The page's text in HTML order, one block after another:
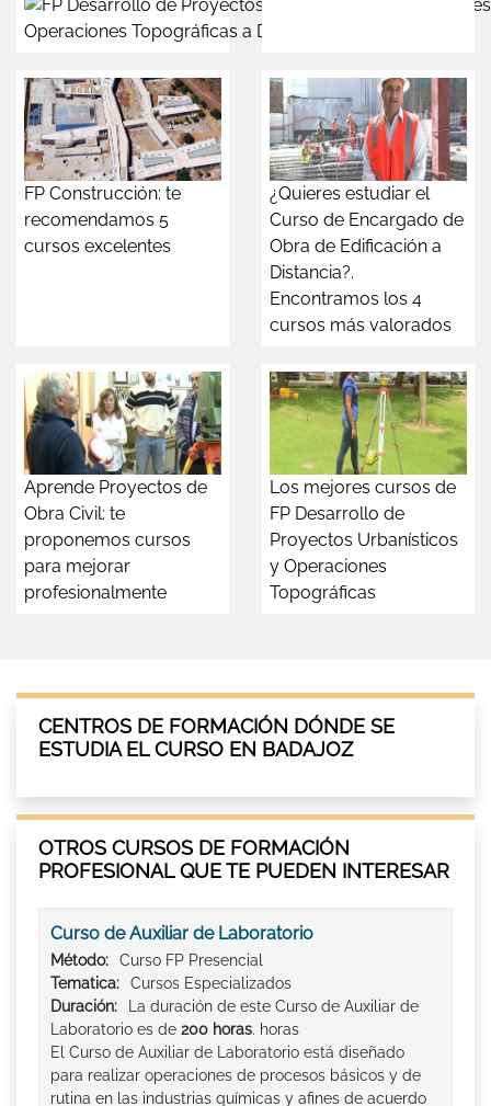
Operaciones Topográficas a Distancia
FP Construcción: te
recomendamos 5
cursos excelentes
¿Quieres estudiar el
Curso de Encargado de
Obra de Edificación a
Distancia?.
Encontramos los 4
cursos más valorados
Aprende Proyectos de
Obra Civil: te
proponemos cursos
para mejorar
profesionalmente
Los mejores cursos de
FP Desarrollo de
Proyectos Urbanísticos
y Operaciones
Topográficas
CENTROS DE FORMACIÓN DÓNDE SE
ESTUDIA EL CURSO EN BADAJOZ
OTROS CURSOS DE FORMACIÓN
PROFESIONAL QUE TE PUEDEN INTERESAR
Curso de Auxiliar de Laboratorio
Método:
Curso FP Presencial
Tematica:
Cursos Especializados
Duración:
La duración de este Curso de Auxiliar de
Laboratorio es de 200 horas. horas
El Curso de Auxiliar de Laboratorio está diseñado
para realizar operaciones de procesos básicos y de
rutina en las industrias químicas y afines de acuerdo